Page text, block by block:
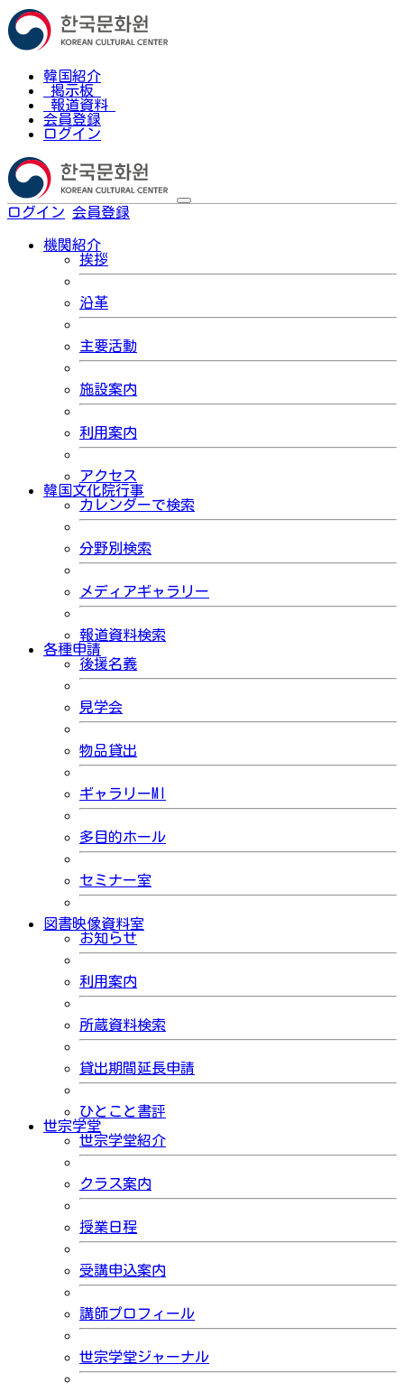
韓国紹介
掲示板
報道資料
会員登録
ログイン
ログイン 会員登録
機関紹介
挨拶
沿革
主要活動
施設案内
利用案内
アクセス
韓国文化院行事
カレンダーで検索
分野別検索
メディアギャラリー
報道資料検索
各種申請
後援名義
見学会
物品貸出
ギャラリーMI
多目的ホール
セミナー室
図書映像資料室
お知らせ
利用案内
所蔵資料検索
貸出期間延長申請
ひとこと書評
世宗学堂
世宗学堂紹介
クラス案内
授業日程
受講申込案内
講師プロフィール
世宗学堂ジャーナル